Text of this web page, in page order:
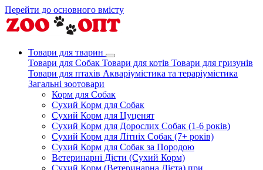
Перейти до основного вмісту
Товари для тварин
Товари для Собак Товари для котів Товари для гризунів
Товари для птахів Акваріумістика та тераріумістика
Загальні зоотовари
Корм для Собак
Сухий Корм для Собак
Сухий Корм для Цуценят
Сухий Корм для Дорослих Собак (1-6 років)
Сухий Корм для Літніх Собак (7+ років)
Сухий Корм для Собак за Породою
Ветеринарні Дієти (Сухий Корм)
Сухий Корм (Ветеринарна Дієта) при